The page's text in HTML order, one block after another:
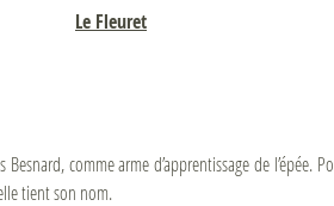
Le Fleuret
comme arme d’apprentissage de
tient son nom.